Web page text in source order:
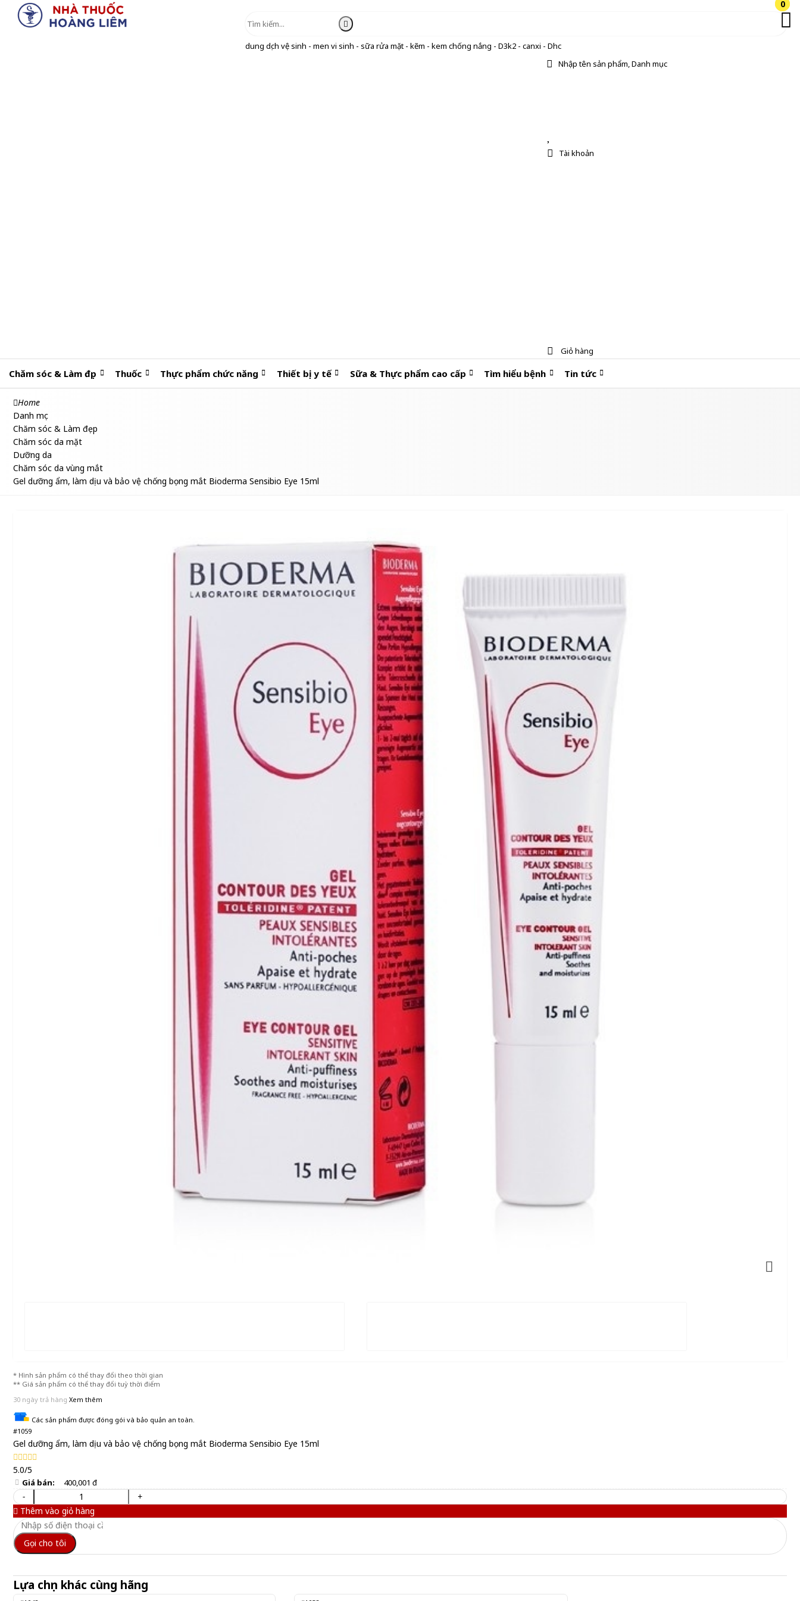
dung dịch vệ sinh - men vi sinh - sữa rửa mặt - kẽm - kem chống nắng - D3k2 - canxi - Dhc
Nhập tên sản phẩm, Danh mục
0
Tài khoản
0
Giỏ hàng
Chăm sóc & Làm đẹp Thuốc Thực phẩm chức năng Thiết bị y tế Sữa & Thực phẩm cao cấp Tìm hiểu bệnh Tin tức
Home
Danh mục
Chăm sóc & Làm đẹp
Chăm sóc da mặt
Dưỡng da
Chăm sóc da vùng mắt
Gel dưỡng ẩm, làm dịu và bảo vệ chống bọng mắt Bioderma Sensibio Eye 15ml
* Hình sản phẩm có thể thay đổi theo thời gian
** Giá sản phẩm có thể thay đổi tuỳ thời điểm
30 ngày trả hàng Xem thêm
Các sản phẩm được đóng gói và bảo quản an toàn.
#1059
Gel dưỡng ẩm, làm dịu và bảo vệ chống bọng mắt Bioderma Sensibio Eye 15ml
5.0/5
Giá bán: 400,001 đ
-
+
Thêm vào giỏ hàng
Gọi cho tôi
Lựa chọn khác cùng hãng